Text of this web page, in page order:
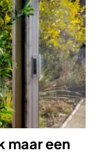
maar een